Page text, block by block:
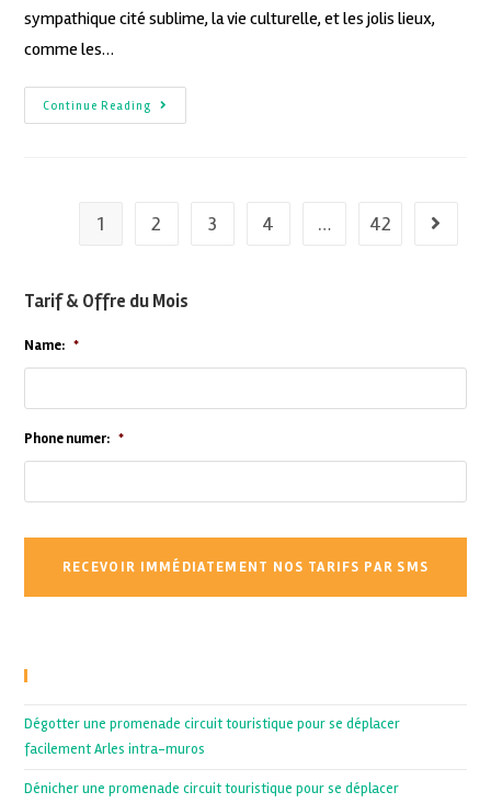
sympathique cité sublime, la vie culturelle, et les jolis lieux,
comme les…
Continue Reading
1 2 3 4 … 42
Tarif & Offre du Mois
Name: *
Phone numer: *
Dégotter une promenade circuit touristique pour se déplacer
facilement Arles intra-muros
Dénicher une promenade circuit touristique pour se déplacer